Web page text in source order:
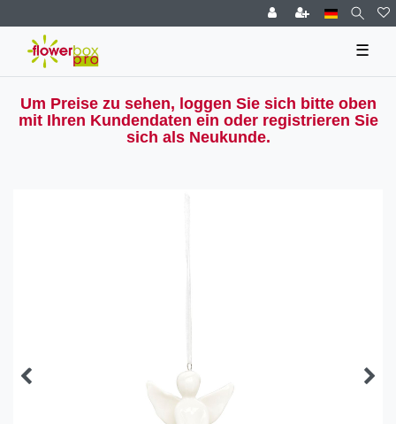
☰
Um Preise zu sehen, loggen Sie sich bitte oben
mit Ihren Kundendaten ein oder registrieren Sie
sich als Neukunde.